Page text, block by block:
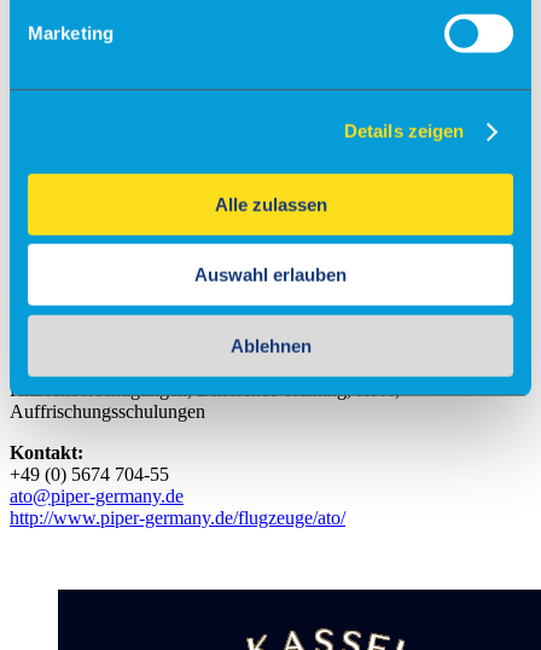
Marketing
Details zeigen
Alle zulassen
Auswahl erlauben
Ablehnen
Piper Deutschland AG
ATO - Approved Training Organisation
Klassenberechtigungen, Difference Training, HPA,
Auffrischungsschulungen
Kontakt:
+49 (0) 5674 704-55
ato@piper-germany.de
http://www.piper-germany.de/flugzeuge/ato/